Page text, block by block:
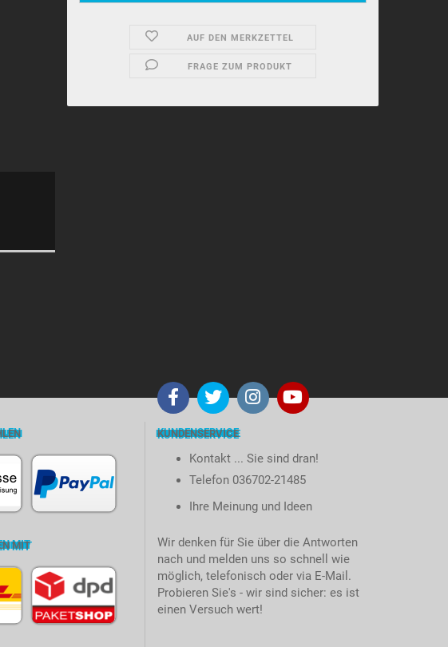
AUF DEN MERKZETTEL
FRAGE ZUM PRODUKT
MIT
KUNDENSERVICE
Kontakt ... Sie sind dran!
Telefon 036702-21485
Ihre Meinung und Ideen
Wir denken für Sie über die Antworten
nach und melden uns so schnell wie
möglich, telefonisch oder via E-Mail.
Probieren Sie's - wir sind sicher: es ist
einen Versuch wert!